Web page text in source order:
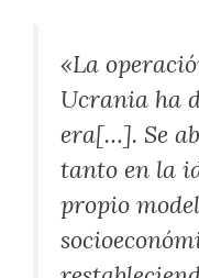
«La
Ucrania ha
era[…]. Se
tanto en la
propio